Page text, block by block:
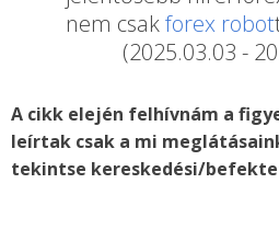
nem csakforex robot
(2025.03.03 -
A cikk elején felhívnám a
leírtak csak a mi
tekintse kereskedési/